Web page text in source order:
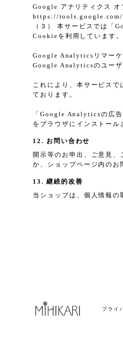
Google アナリティクス オ
https://
（３） 本サービスでは
Cookieを利用しています。
Google Analyticsリマーケ
Google Analyticsのユーザ
これにより、本サービス
ております。
「Google Analyticsの広
をブラウザにインストール
12. お問い合わせ
開示等のお申出、ご意見
か、ショップページ内のお
13. 継続的改善
当ショップは、個人情報
プライ